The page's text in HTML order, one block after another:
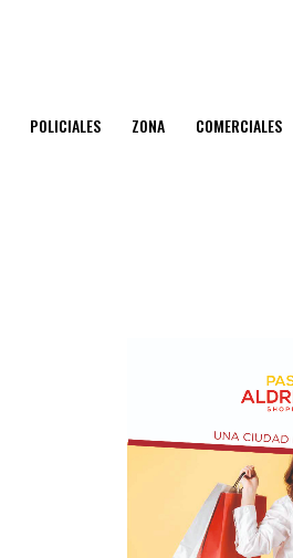
POLICIALES ZONA COMERCIALES